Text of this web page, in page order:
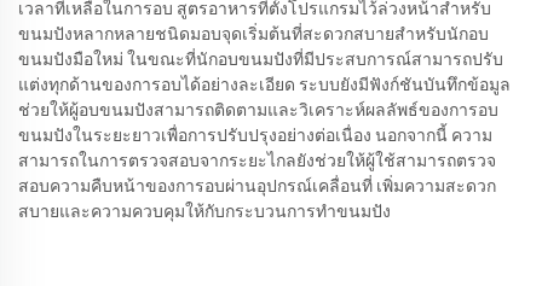
เวลาที่เหลือในการอบ สูตรอาหารที่ตั้งโปรแกรมไว้ล่วงหน้าสำหรับ
ขนมปังหลากหลายชนิดมอบจุดเริ่มต้นที่สะดวกสบายสำหรับนักอบ
ขนมปังมือใหม่ ในขณะที่นักอบขนมปังที่มีประสบการณ์สามารถปรับ
แต่งทุกด้านของการอบได้อย่างละเอียด ระบบยังมีฟังก์ชันบันทึกข้อมูล
ช่วยให้ผู้อบขนมปังสามารถติดตามและวิเคราะห์ผลลัพธ์ของการอบ
ขนมปังในระยะยาวเพื่อการปรับปรุงอย่างต่อเนื่อง นอกจากนี้ ความ
สามารถในการตรวจสอบจากระยะไกลยังช่วยให้ผู้ใช้สามารถตรวจ
สอบความคืบหน้าของการอบผ่านอุปกรณ์เคลื่อนที่ เพิ่มความสะดวก
สบายและความควบคุมให้กับกระบวนการทำขนมปัง